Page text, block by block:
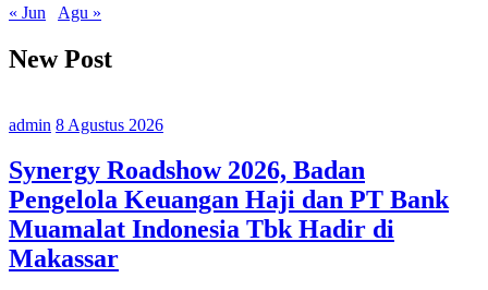
« Jun
Agu »
New Post
admin 8 Agustus 2026
Synergy Roadshow 2026, Badan
Pengelola Keuangan Haji dan PT Bank
Muamalat Indonesia Tbk Hadir di
Makassar